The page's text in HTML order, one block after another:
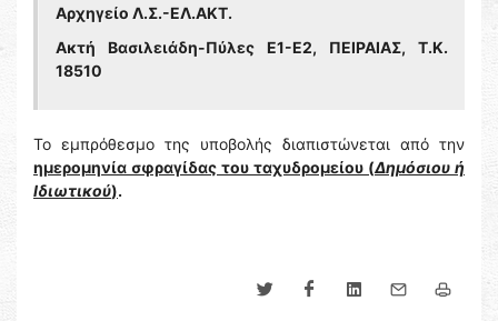
Αρχηγείο Λ.Σ.-ΕΛ.ΑΚΤ.
Ακτή Βασιλειάδη-Πύλες Ε1-Ε2, ΠΕΙΡΑΙΑΣ, Τ.Κ.
18510
Το εμπρόθεσμο της υποβολής διαπιστώνεται από την
ημερομηνία σφραγίδας του ταχυδρομείου (Δημόσιου ή
Ιδιωτικού).